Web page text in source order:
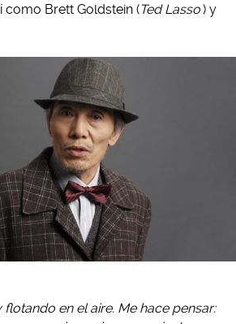
como Brett Goldstein (Ted Lasso) y
en el aire. Me hace pensar: